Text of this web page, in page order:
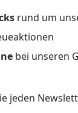
rund um
bei unseren
jeden